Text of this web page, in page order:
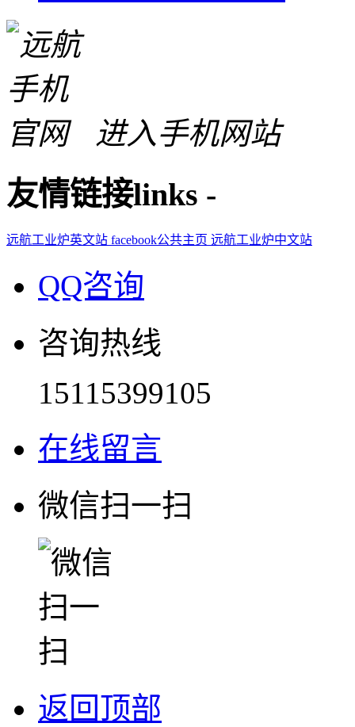
进入手机网站
友情链接links -
远航工业炉英文站 facebook公共主页 远航工业炉中文站
QQ咨询
咨询热线
15115399105
在线留言
微信扫一扫
返回顶部